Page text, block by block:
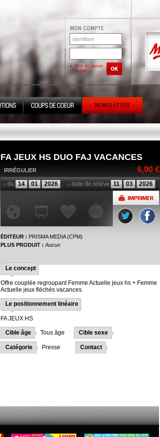
Mot de passe
oublié
FA JEUX HS DUO FAJ VACANCES
6,90 €
IRRÉGULIER
du 14 01 2026 date de relève 11 03 2026
ÉDITEUR : PRISMA MEDIA (CPM)
PLUS PRODUIT : Aucun
Le concept
Offre couplée regroupant Femme Actuelle jeux hs + Femme
Actuelle jeux fléchés vacances.
Le positionnement linéaire
FA JEUX HS
Cible âge Tous âge Cible sexe
Catégorie Presse Contact